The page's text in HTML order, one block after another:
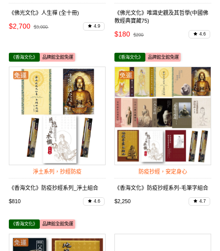
《佛光文化》人生禪 (全十冊)
$2,700 $3,000 4.9
《佛光文化》唯識史觀及其哲學(中國佛
教經典寶藏75)
$180 $200 4.6
《香海文化》 品牌館全館免運
淨土系列，抄經防疫
《香海文化》防疫抄經系列_淨土組合
$810 4.6
《香海文化》 品牌館全館免運
防疫抄經，安定身心
《香海文化》防疫抄經系列-毛筆字組合
$2,250 4.7
《香海文化》 品牌館全館免運